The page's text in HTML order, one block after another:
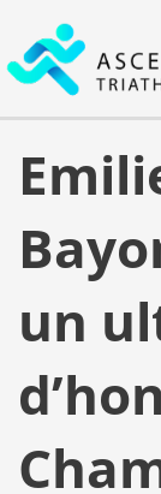
contenu
un